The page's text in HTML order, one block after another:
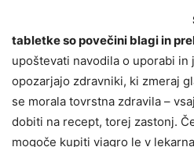
tabletke so povečini blagi in
upoštevati navodila o uporabi in
opozarjajo zdravniki, ki zmeraj
se morala tovrstna zdravila –
dobiti na recept, torej zastonj.
mogoče kupiti viagro le v